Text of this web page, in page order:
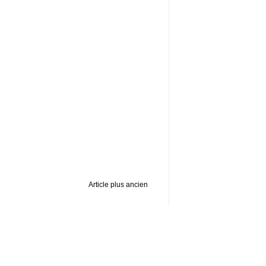
Article plus ancien